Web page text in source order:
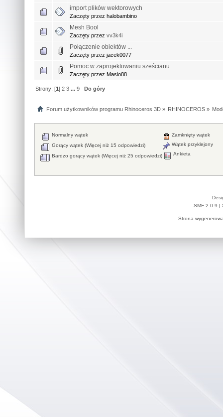
import plików wektorowych
Zaczęty przez halobambino
Mesh Bool
Zaczęty przez vv3k4i
Połączenie obiektów ...
Zaczęty przez jacek0077
Pomoc w zaprojektowaniu sześcianu
Zaczęty przez Masio88
Strony: [1]2 3 ...9 Do góry
Forum użytkowników programu Rhinoceros 3D» RHINOCEROS»
Normalny wątek
Gorący wątek (Więcej niż 15 odpowiedzi)
Bardzo gorący wątek (Więcej niż 25 odpowiedzi)
Zamknięty wątek
Wątek przyklejony
Ankieta
SMF 2.0.9 |
Strona